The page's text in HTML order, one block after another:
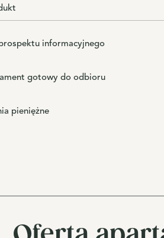
informacyjnego
gotowy do odbioru
pieniężne